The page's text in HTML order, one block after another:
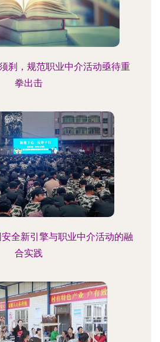
刹，规范职业中介活动亟待重
拳出击
全新引擎与职业中介活动的融
合实践